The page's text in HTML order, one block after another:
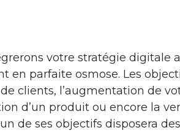
votre stratégie digitale
en parfaite osmose. Les
clients, l’augmentation de
d’un produit ou encore la
de ses objectifs disposera